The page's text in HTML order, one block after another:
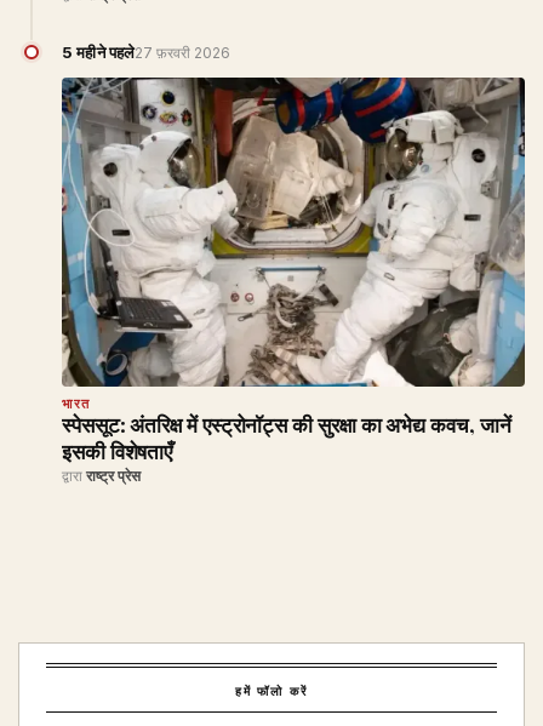
5 महीने पहले27 फ़रवरी 2026
भारत
स्पेससूट: अंतरिक्ष में एस्ट्रोनॉट्स की सुरक्षा का अभेद्य कवच, जानें
इसकी विशेषताएँ
द्वारा राष्ट्र प्रेस
हमें फॉलो करें